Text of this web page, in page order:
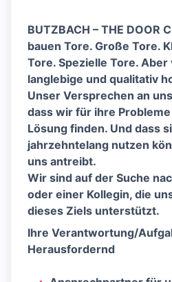
BUTZBACH – THE DOOR
bauen Tore. Große Tore.
Tore. Spezielle Tore.
langlebige und qualitativ
Unser Versprechen an
dass wir für ihre
Lösung finden. Und dass
jahrzehntelang nutzen
uns antreibt.
Wir sind auf der Suche
oder einer Kollegin, die
dieses Ziels unterstützt.
Ihre Verantwortung/
Herausfordernd